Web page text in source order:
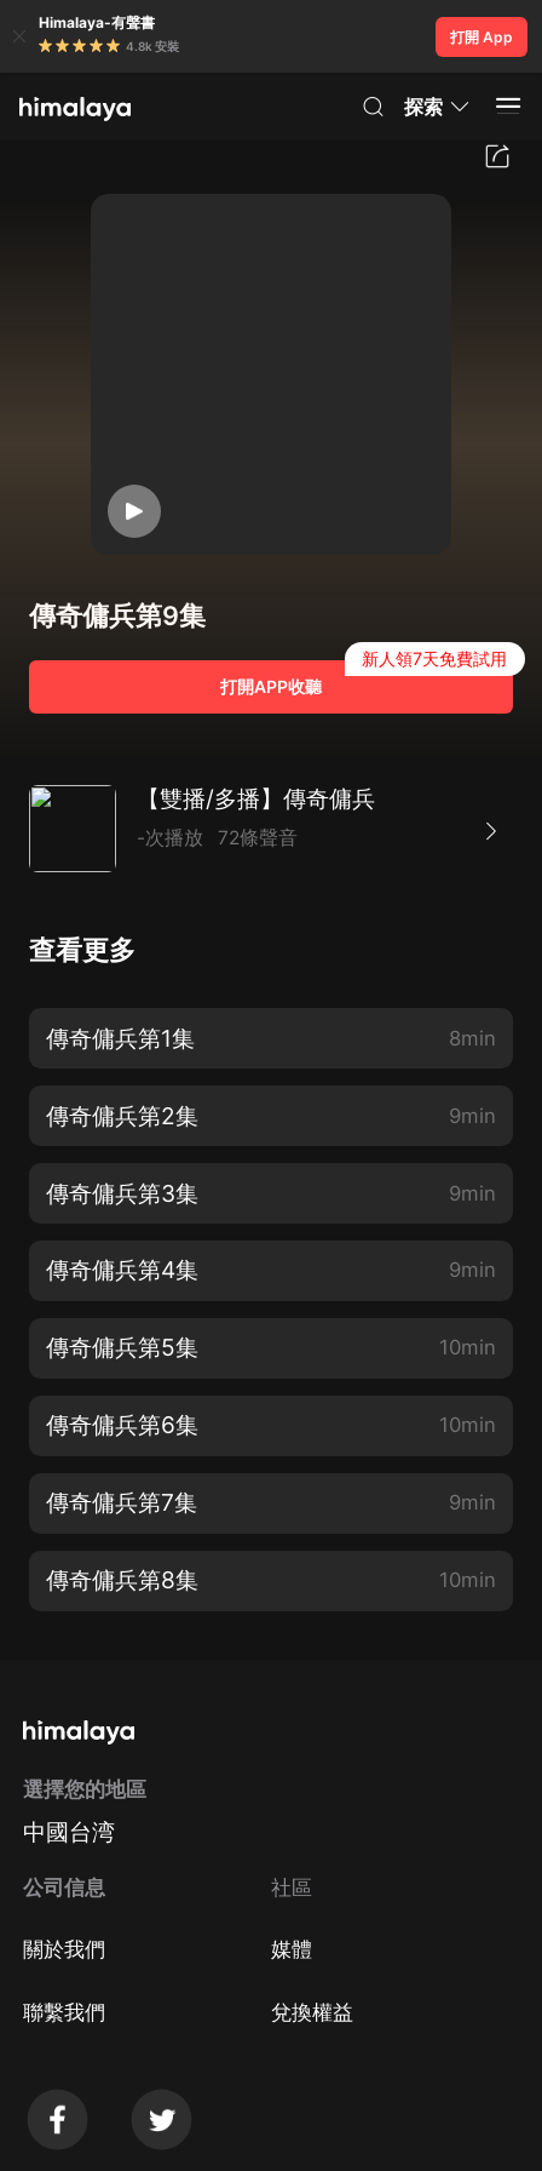
Himalaya-有聲書
4.8k 安裝
打開 App
探索
傳奇傭兵第9集
打開APP收聽
新人領7天免費試用
【雙播/多播】傳奇傭兵
-次播放 72條聲音
查看更多
傳奇傭兵第1集 8min
傳奇傭兵第2集 9min
傳奇傭兵第3集 9min
傳奇傭兵第4集 9min
傳奇傭兵第5集 10min
傳奇傭兵第6集 10min
傳奇傭兵第7集 9min
傳奇傭兵第8集 10min
選擇您的地區
中國台湾
公司信息
關於我們
聯繫我們
社區
媒體
兌換權益